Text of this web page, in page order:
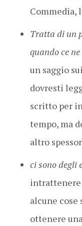
Commedia,
Tratta di un
quando ce
un saggio
dovresti
scritto per
tempo, ma
altro
ci sono degli
alcune
ottenere